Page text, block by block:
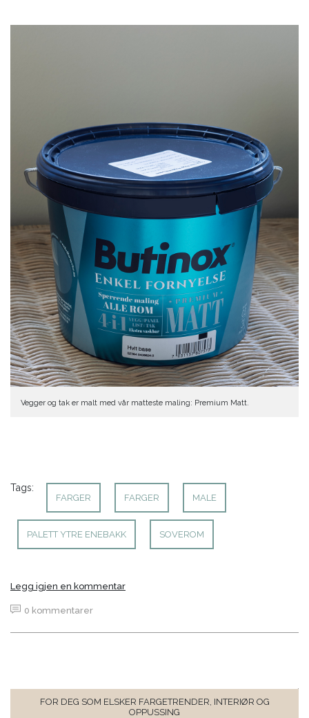
Vegger og tak er malt med vår matteste maling: Premium Matt.
Tags:
FARGER FARGER MALE
PALETT YTRE ENEBAKK SOVEROM
Legg igjen en kommentar
0 kommentarer
FOR DEG SOM ELSKER FARGETRENDER, INTERIØR OG
OPPUSSING